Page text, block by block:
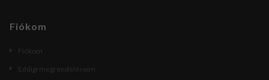
Fiókom
Fiókom
Eddigi megrendeléseim